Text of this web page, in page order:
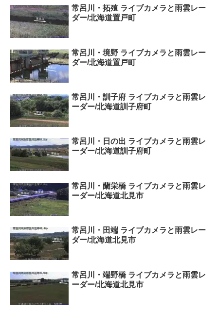
常呂川・拓殖 ライブカメラと雨雲レー
ダー/北海道置戸町
常呂川・境野 ライブカメラと雨雲レー
ダー/北海道置戸町
常呂川・訓子府 ライブカメラと雨雲レ
ーダー/北海道訓子府町
常呂川・日の出 ライブカメラと雨雲レ
ーダー/北海道訓子府町
常呂川・蘭栄橋 ライブカメラと雨雲レ
ーダー/北海道北見市
常呂川・田端 ライブカメラと雨雲レー
ダー/北海道北見市
常呂川・端野橋 ライブカメラと雨雲レ
ーダー/北海道北見市